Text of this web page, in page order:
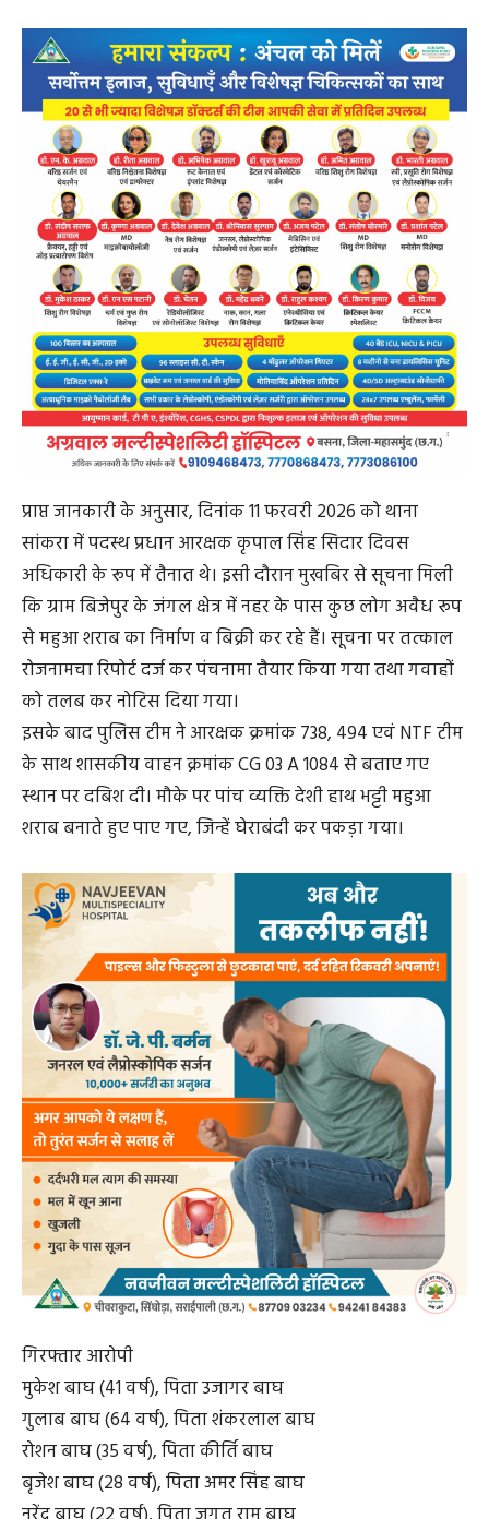
प्राप्त जानकारी के अनुसार, दिनांक 11 फरवरी 2026 को थाना
सांकरा में पदस्थ प्रधान आरक्षक कृपाल सिंह सिदार दिवस
अधिकारी के रूप में तैनात थे। इसी दौरान मुखबिर से सूचना मिली
कि ग्राम बिजेपुर के जंगल क्षेत्र में नहर के पास कुछ लोग अवैध रूप
से महुआ शराब का निर्माण व बिक्री कर रहे हैं। सूचना पर तत्काल
रोजनामचा रिपोर्ट दर्ज कर पंचनामा तैयार किया गया तथा गवाहों
को तलब कर नोटिस दिया गया।
इसके बाद पुलिस टीम ने आरक्षक क्रमांक 738, 494 एवं NTF टीम
के साथ शासकीय वाहन क्रमांक CG 03 A 1084 से बताए गए
स्थान पर दबिश दी। मौके पर पांच व्यक्ति देशी हाथ भट्टी महुआ
शराब बनाते हुए पाए गए, जिन्हें घेराबंदी कर पकड़ा गया।
गिरफ्तार आरोपी
मुकेश बाघ (41 वर्ष), पिता उजागर बाघ
गुलाब बाघ (64 वर्ष), पिता शंकरलाल बाघ
रोशन बाघ (35 वर्ष), पिता कीर्ति बाघ
बृजेश बाघ (28 वर्ष), पिता अमर सिंह बाघ